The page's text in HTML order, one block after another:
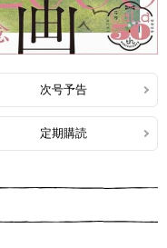
次号予告
定期購読